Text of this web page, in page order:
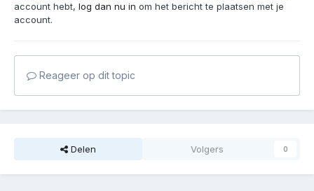
account hebt, log dan nu in om het bericht te plaatsen met je
account.
Reageer op dit topic
Delen Volgers 0